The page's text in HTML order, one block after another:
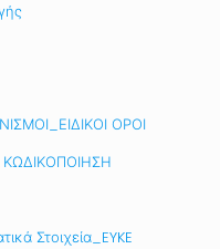
ΟΡΟΙ
ΚΩΔΙΚΟΠΟΙΗΣΗ
Στοιχεία_EYKE